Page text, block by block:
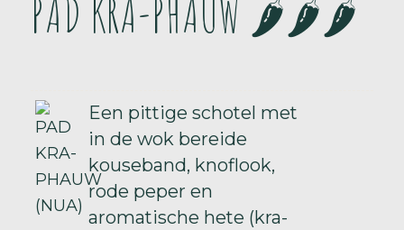
PAD KRA-PHAUW 🌶️🌶️🌶️
Een pittige schotel met
in de wok bereide
kouseband, knoflook,
rode peper en
aromatische hete (kra-